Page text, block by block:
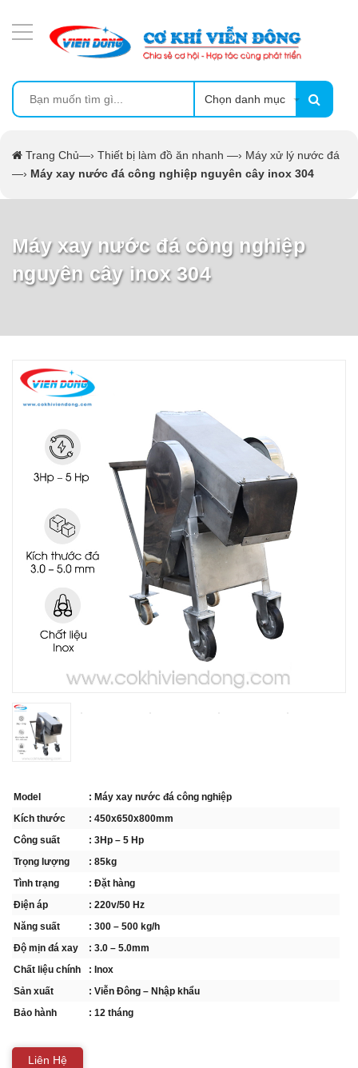
Chọn danh mục
Trang Chủ—› Thiết bị làm đồ ăn nhanh —› Máy xử lý nước đá
—› Máy xay nước đá công nghiệp nguyên cây inox 304
Máy xay nước đá công nghiệp
nguyên cây inox 304
Model
: Máy xay nước đá công nghiệp
Kích thước
: 450x650x800mm
Công suất
: 3Hp – 5 Hp
Trọng lượng
: 85kg
Tình trạng
: Đặt hàng
Điện áp
: 220v/50 Hz
Năng suất
: 300 – 500 kg/h
Độ mịn đá xay
: 3.0 – 5.0mm
Chất liệu chính
: Inox
Sản xuất
: Viễn Đông – Nhập khẩu
Bảo hành
: 12 tháng
Liên Hệ
MÁY ÉP MÍA TẠO BỌT
MÁY RỬA BÁT SIÊU ÂM
CẨM NANG
MÁY CHẾ BIẾN THỰC PHẨM
MÁY CHẾ BIẾN NÔNG SẢN
THIẾT BỊ LÀM ĐỒ ĂN NHANH
THIẾT BỊ LÀM BÁNH
MÁY ĐÓNG GÓI THỰC PHẨM
THIẾT BỊ LẠNH
UNCATEGORIZED